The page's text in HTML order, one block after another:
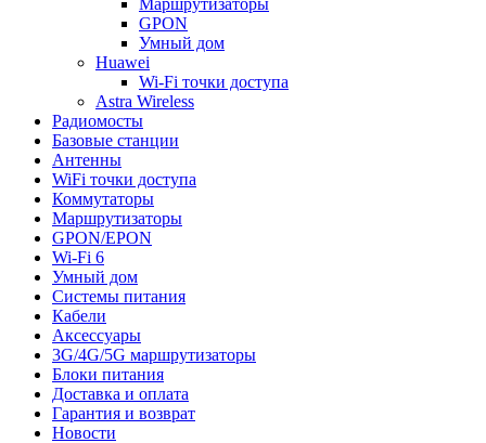
Маршрутизаторы
GPON
Умный дом
Huawei
Wi-Fi точки доступа
Astra Wireless
Радиомосты
Базовые станции
Антенны
WiFi точки доступа
Коммутаторы
Маршрутизаторы
GPON/EPON
Wi-Fi 6
Умный дом
Системы питания
Кабели
Аксессуары
3G/4G/5G маршрутизаторы
Блоки питания
Доставка и оплата
Гарантия и возврат
Новости